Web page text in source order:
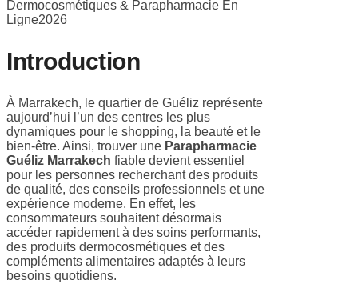
Introduction
À Marrakech, le quartier de Guéliz représente
aujourd’hui l’un des centres les plus
dynamiques pour le shopping, la beauté et le
bien-être. Ainsi, trouver une Parapharmacie
Guéliz Marrakech fiable devient essentiel
pour les personnes recherchant des produits
de qualité, des conseils professionnels et une
expérience moderne. En effet, les
consommateurs souhaitent désormais
accéder rapidement à des soins performants,
des produits dermocosmétiques et des
compléments alimentaires adaptés à leurs
besoins quotidiens.